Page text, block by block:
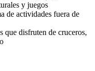
y juegos
de actividades fuera de
que disfruten de cruceros,